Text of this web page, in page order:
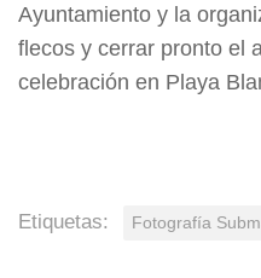
Ayuntamiento y la
flecos y cerrar pronto el
celebración en Playa
Etiquetas: Fotografía